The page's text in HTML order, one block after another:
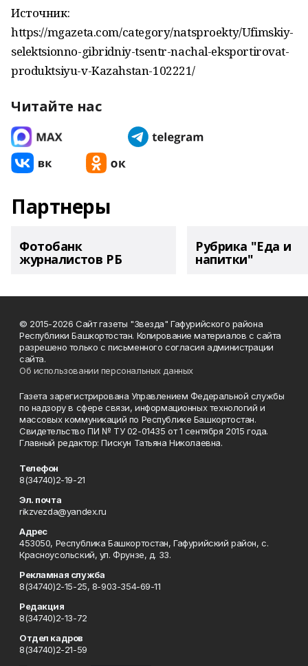
Источник:
https://mgazeta.com/category/natsproekty/Ufimskiy-
selektsionno-gibridniy-tsentr-nachal-eksportirovat-
produktsiyu-v-Kazahstan-102221/
Читайте нас
Партнеры
Фотобанк
журналистов РБ
Рубрика "Еда и
напитки"
© 2015-2026 Сайт газеты "Звезда" Гафурийского района
Республики Башкортостан. Копирование материалов с сайта
разрешено только с письменного согласия администрации
сайта.
Об использовании персональных данных
Газета зарегистрирована Управлением Федеральной службы
по надзору в сфере связи, информационных технологий и
массовых коммуникаций по Республике Башкортостан.
Свидетельство ПИ № ТУ 02-01435 от 1 сентября 2015 года.
Главный редактор: Пискун Татьяна Николаевна.
Телефон
8(34740)2-19-21
Эл. почта
rikzvezda@yandex.ru
Адрес
453050, Республика Башкортостан, Гафурийский район, с.
Красноусольский, ул. Фрунзе, д. 33.
Рекламная служба
8(34740)2-15-25, 8-903-354-69-11
Редакция
8(34740)2-13-72
Отдел кадров
8(34740)2-21-59